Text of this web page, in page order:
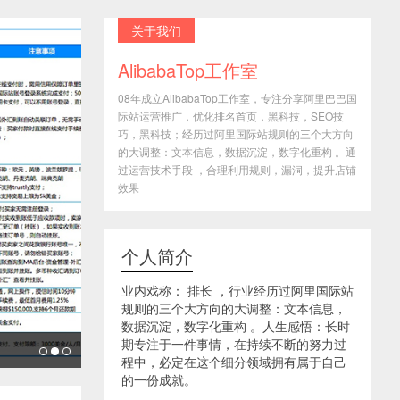
关于我们
AlibabaTop工作室
08年成立AlibabaTop工作室，专注分享阿里巴巴国
际站运营推广，优化排名首页，黑科技，SEO技
巧，黑科技；经历过阿里国际站规则的三个大方向
的大调整：文本信息，数据沉淀，数字化重构 。通
过运营技术手段 ，合理利用规则，漏洞，提升店铺
效果
个人简介
业内戏称： 排长 ，行业经历过阿里国际站
规则的三个大方向的大调整：文本信息，
数据沉淀，数字化重构 。人生感悟：长时
期专注于一件事情，在持续不断的努力过
程中，必定在这个细分领域拥有属于自己
的一份成就。